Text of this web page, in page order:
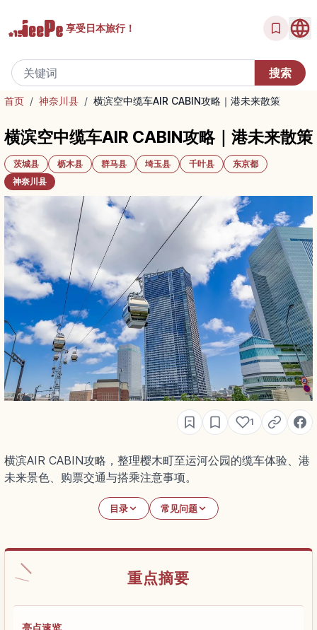
享受日本旅行！
首页 / 神奈川县 / 横滨空中缆车AIR CABIN攻略｜港未来散策
横滨空中缆车AIR CABIN攻略｜港未来散策
茨城县 枥木县 群马县 埼玉县 千叶县
东京都
神奈川县
1
横滨AIR CABIN攻略，整理樱木町至运河公园的缆车体验、港
未来景色、购票交通与搭乘注意事项。
目录 常见问题
重点摘要
亮点速览